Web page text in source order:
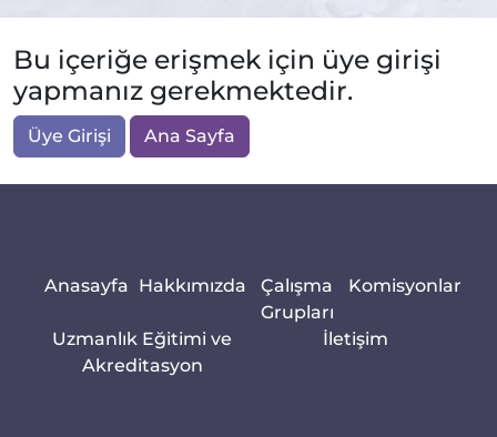
Bu içeriğe erişmek için üye girişi
yapmanız gerekmektedir.
Üye Girişi Ana Sayfa
Anasayfa Hakkımızda
Çalışma
Grupları
Komisyonlar
Uzmanlık Eğitimi ve
Akreditasyon
İletişim